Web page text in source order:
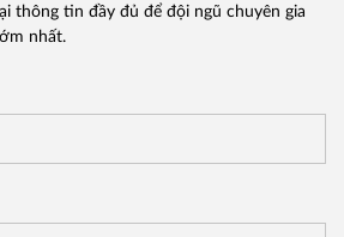
thông tin đầy đủ để đội ngũ chuyên gia
nhất.